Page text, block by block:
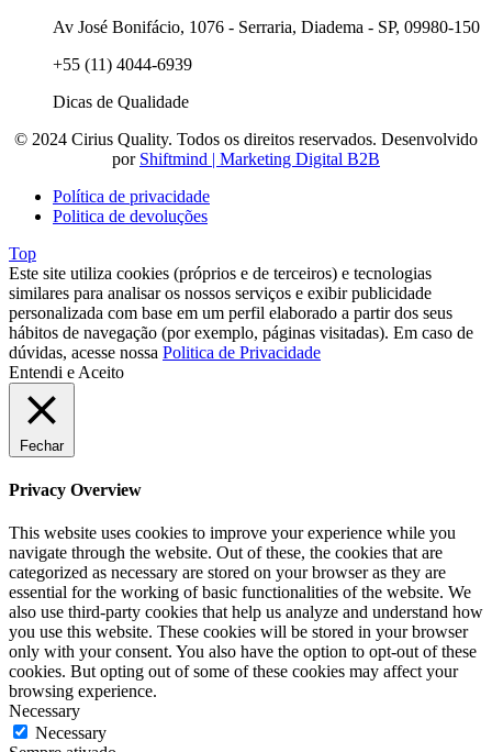
Av José Bonifácio, 1076 - Serraria, Diadema - SP, 09980-150
+55 (11) 4044-6939
Dicas de Qualidade
© 2024 Cirius Quality. Todos os direitos reservados. Desenvolvido
por Shiftmind | Marketing Digital B2B
Política de privacidade
Politica de devoluções
Top
Este site utiliza cookies (próprios e de terceiros) e tecnologias
similares para analisar os nossos serviços e exibir publicidade
personalizada com base em um perfil elaborado a partir dos seus
hábitos de navegação (por exemplo, páginas visitadas). Em caso de
dúvidas, acesse nossa Politica de Privacidade
Entendi e Aceito
Fechar
Privacy Overview
This website uses cookies to improve your experience while you
navigate through the website. Out of these, the cookies that are
categorized as necessary are stored on your browser as they are
essential for the working of basic functionalities of the website. We
also use third-party cookies that help us analyze and understand how
you use this website. These cookies will be stored in your browser
only with your consent. You also have the option to opt-out of these
cookies. But opting out of some of these cookies may affect your
browsing experience.
Necessary
Necessary